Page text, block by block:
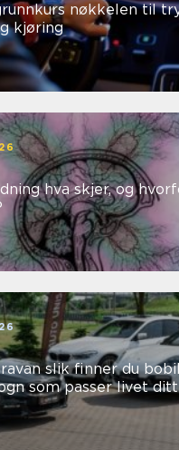
til trygg og
kjøring
og hvorfor er
du bobil og
som passer livet ditt